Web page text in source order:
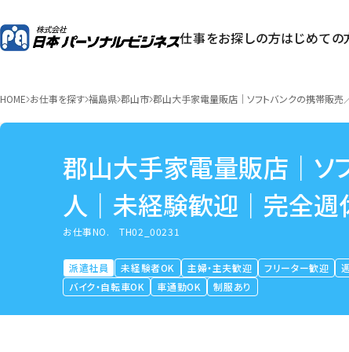
仕事をお探しの方はじめての
HOME お仕事を探す 福島県 郡山市 郡山大手家電量販店｜ソフトバンクの携帯販
郡山大手家電量販店｜ソ
人｜未経験歓迎｜完全
お仕事NO.TH02_00231
派遣社員 未経験者OK 主婦・主夫歓迎 フリーター歓迎
バイク・自転車OK
車通勤OK 制服あり